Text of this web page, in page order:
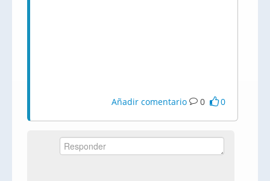
Añadir comentario 0 0